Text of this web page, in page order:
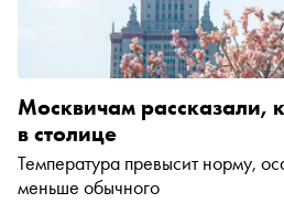
Москвичам рассказали,
в столице
Температура превысит норму,
меньше обычного